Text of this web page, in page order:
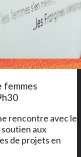
femmes
rencontre avec le
soutien aux
de projets en